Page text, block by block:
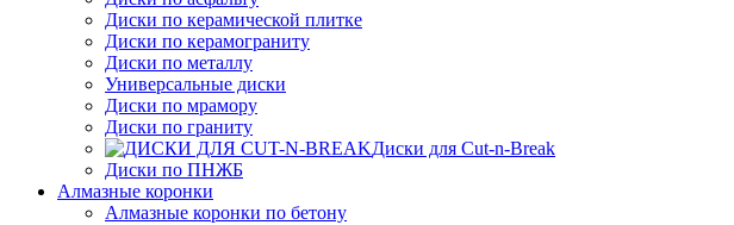
Диски по керамической плитке
Диски по керамограниту
Диски по металлу
Универсальные диски
Диски по мрамору
Диски по граниту
Диски для Cut-n-Break
Диски по ПНЖБ
Алмазные коронки
Алмазные коронки по бетону